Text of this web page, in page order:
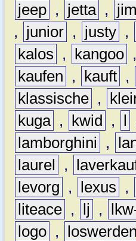
jeep , jetta ,
,
junior , justy ,
kalos
, kangoo ,
kaufen
, kauft ,
klassische ,
kuga , kwid , l
lamborghini
,
laurel
,
levorg
, lexus ,
liteace , lj ,
logo , loswerden